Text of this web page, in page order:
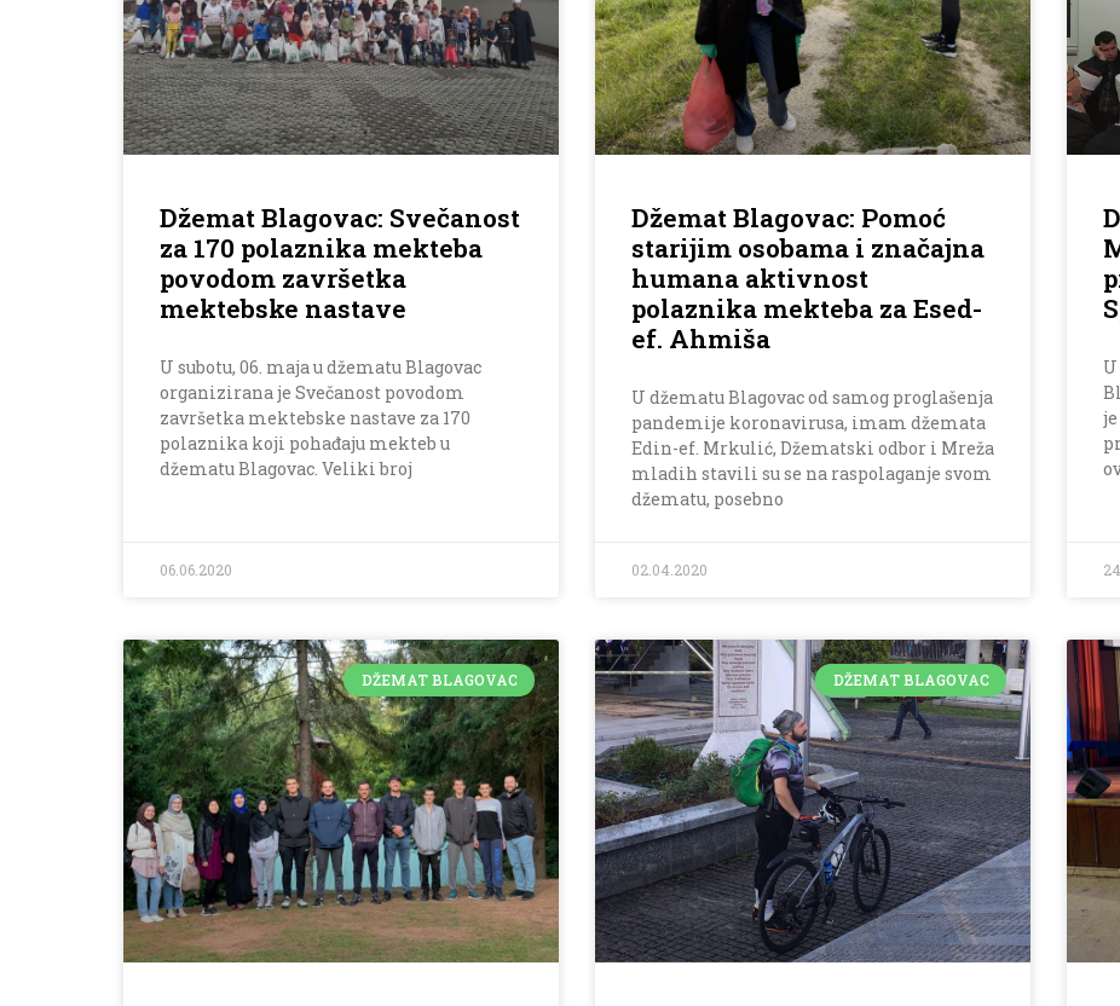
Džemat Blagovac: Svečanost
za 170 polaznika mekteba
povodom završetka
mektebske nastave
U subotu, 06. maja u džematu Blagovac
organizirana je Svečanost povodom
završetka mektebske nastave za 170
polaznika koji pohađaju mekteb u
džematu Blagovac. Veliki broj
06.06.2020
Džemat Blagovac: Pomoć
starijim osobama i značajna
humana aktivnost
polaznika mekteba za Esed-
ef. Ahmiša
U džematu Blagovac od samog proglašenja
pandemije koronavirusa, imam džemata
Edin-ef. Mrkulić, Džematski odbor i Mreža
mladih stavili su se na raspolaganje svom
džematu, posebno
02.04.2020
DŽEMAT BLAGOVAC DŽEMAT BLAGOVAC